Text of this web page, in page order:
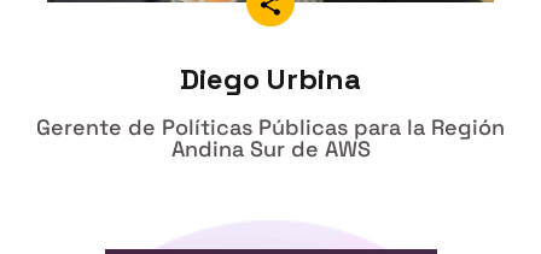
Diego Urbina
Gerente de Políticas Públicas para la Región
Andina Sur de AWS